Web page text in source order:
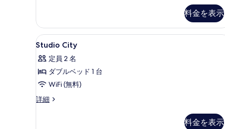
べ
て
の
写
真
を
表
ー
ム
(Studio)
詳
細
料金を表示
Studio
City
の
す
べ
て
低刺激性寝具、デスク、ノー
26
Studio City
定員 2 名
ダブルベッド 1 台
WiFi (無料)
詳細
Studio
料金を表示